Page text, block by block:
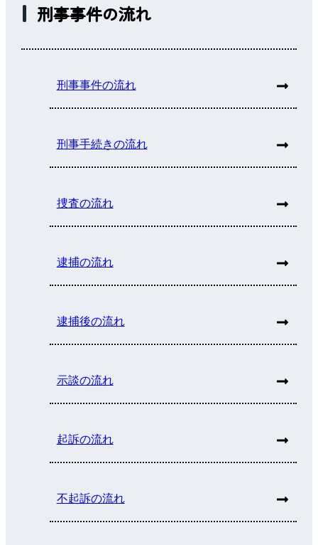
刑事事件の流れ
刑事事件の流れ
刑事手続きの流れ
捜査の流れ
逮捕の流れ
逮捕後の流れ
示談の流れ
起訴の流れ
不起訴の流れ